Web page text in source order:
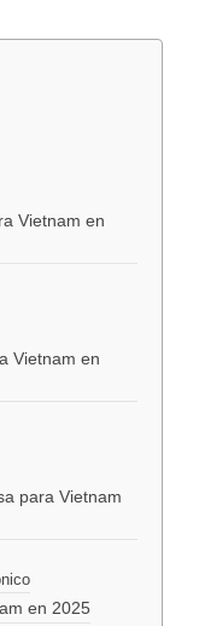
Vietnam en
Vietnam en
para Vietnam
en 2025